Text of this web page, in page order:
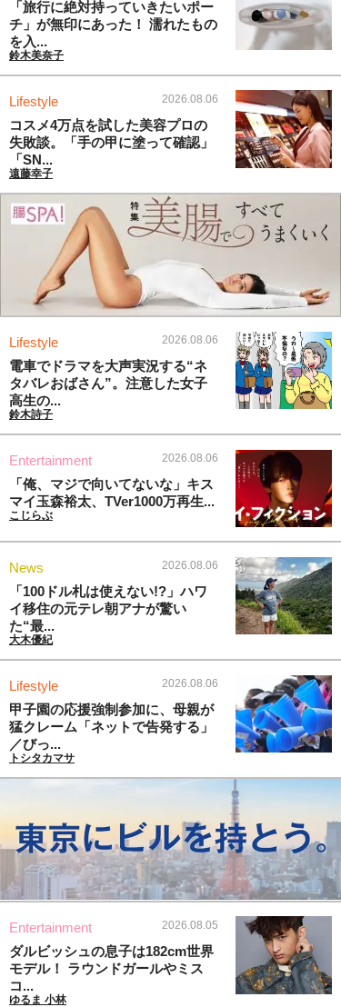
「旅行に絶対持っていきたいポー
チ」が無印にあった！ 濡れたもの
を入...
鈴木美奈子
Lifestyle 2026.08.06
コスメ4万点を試した美容プロの
失敗談。「手の甲に塗って確認」
「SN...
遠藤幸子
Lifestyle 2026.08.06
電車でドラマを大声実況する“ネ
タバレおばさん”。注意した女子
高生の...
鈴木詩子
Entertainment 2026.08.06
「俺、マジで向いてないな」キス
マイ玉森裕太、TVer1000万再生...
こじらぶ
News 2026.08.06
「100ドル札は使えない!?」ハワ
イ移住の元テレ朝アナが驚い
た“最...
大木優紀
Lifestyle 2026.08.06
甲子園の応援強制参加に、母親が
猛クレーム「ネットで告発する」
／びっ...
トシタカマサ
Entertainment 2026.08.05
ダルビッシュの息子は182cm世界
モデル！ ラウンドガールやミス
コ...
ゆるま 小林